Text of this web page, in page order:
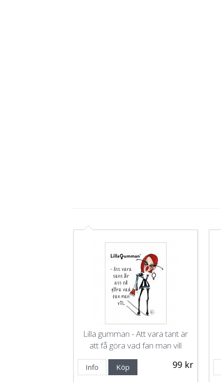
Lilla gumman - Att vara tant är
att få göra vad fan man vill
99 kr
Info Köp